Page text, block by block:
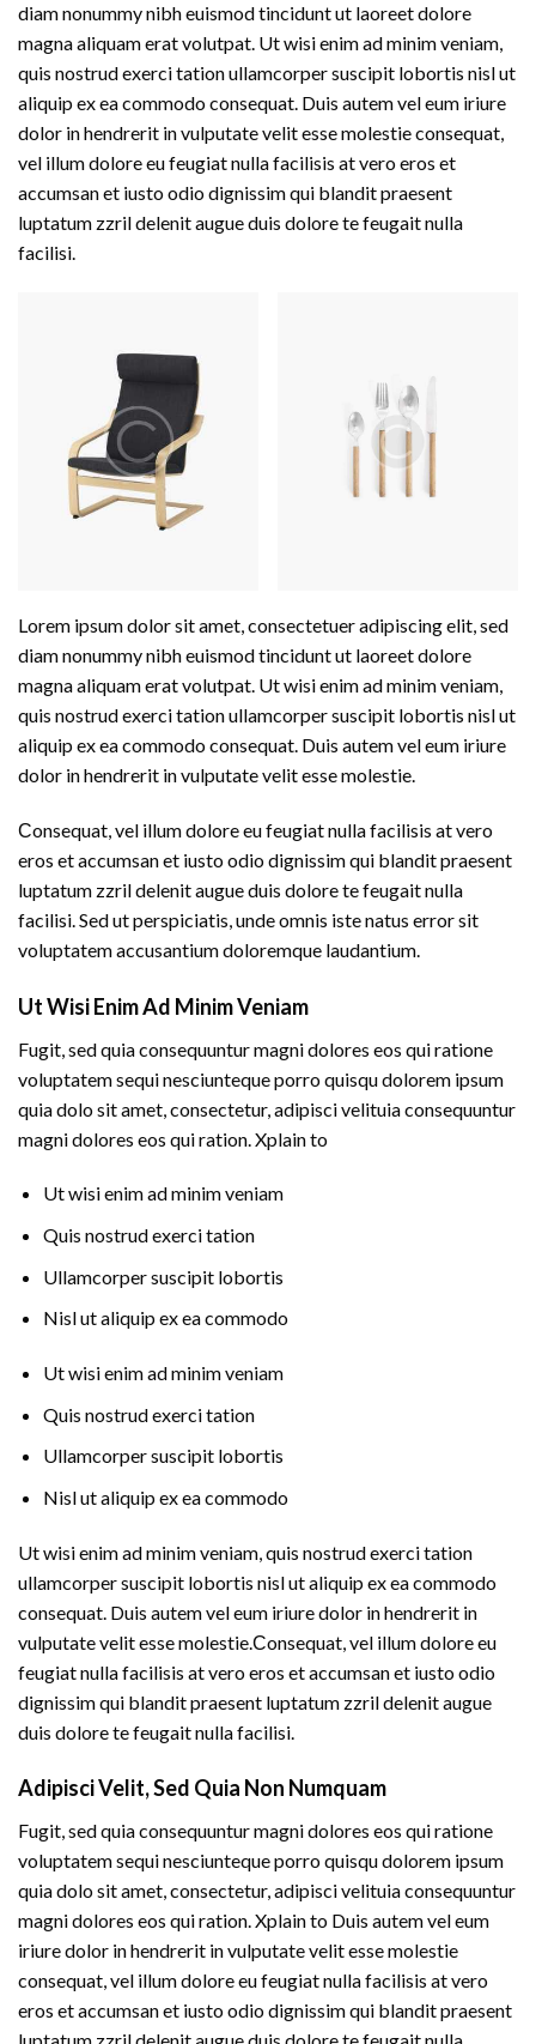
diam nonummy nibh euismod tincidunt ut laoreet dolore
magna aliquam erat volutpat. Ut wisi enim ad minim veniam,
quis nostrud exerci tation ullamcorper suscipit lobortis nisl ut
aliquip ex ea commodo consequat. Duis autem vel eum iriure
dolor in hendrerit in vulputate velit esse molestie consequat,
vel illum dolore eu feugiat nulla facilisis at vero eros et
accumsan et iusto odio dignissim qui blandit praesent
luptatum zzril delenit augue duis dolore te feugait nulla
facilisi.
Lorem ipsum dolor sit amet, consectetuer adipiscing elit, sed
diam nonummy nibh euismod tincidunt ut laoreet dolore
magna aliquam erat volutpat. Ut wisi enim ad minim veniam,
quis nostrud exerci tation ullamcorper suscipit lobortis nisl ut
aliquip ex ea commodo consequat. Duis autem vel eum iriure
dolor in hendrerit in vulputate velit esse molestie.
Сonsequat, vel illum dolore eu feugiat nulla facilisis at vero
eros et accumsan et iusto odio dignissim qui blandit praesent
luptatum zzril delenit augue duis dolore te feugait nulla
facilisi. Sed ut perspiciatis, unde omnis iste natus error sit
voluptatem accusantium doloremque laudantium.
Ut Wisi Enim Ad Minim Veniam
Fugit, sed quia consequuntur magni dolores eos qui ratione
voluptatem sequi nesciunteque porro quisqu dolorem ipsum
quia dolo sit amet, consectetur, adipisci velituia consequuntur
magni dolores eos qui ration. Xplain to
Ut wisi enim ad minim veniam
Quis nostrud exerci tation
Ullamcorper suscipit lobortis
Nisl ut aliquip ex ea commodo
Ut wisi enim ad minim veniam
Quis nostrud exerci tation
Ullamcorper suscipit lobortis
Nisl ut aliquip ex ea commodo
Ut wisi enim ad minim veniam, quis nostrud exerci tation
ullamcorper suscipit lobortis nisl ut aliquip ex ea commodo
consequat. Duis autem vel eum iriure dolor in hendrerit in
vulputate velit esse molestie.Сonsequat, vel illum dolore eu
feugiat nulla facilisis at vero eros et accumsan et iusto odio
dignissim qui blandit praesent luptatum zzril delenit augue
duis dolore te feugait nulla facilisi.
Adipisci Velit, Sed Quia Non Numquam
Fugit, sed quia consequuntur magni dolores eos qui ratione
voluptatem sequi nesciunteque porro quisqu dolorem ipsum
quia dolo sit amet, consectetur, adipisci velituia consequuntur
magni dolores eos qui ration. Xplain to Duis autem vel eum
iriure dolor in hendrerit in vulputate velit esse molestie
consequat, vel illum dolore eu feugiat nulla facilisis at vero
eros et accumsan et iusto odio dignissim qui blandit praesent